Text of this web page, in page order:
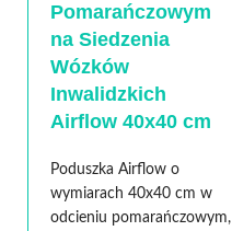
Pomarańczowym
na Siedzenia
Wózków
Inwalidzkich
Airflow 40x40 cm
Poduszka Airflow o
wymiarach 40x40 cm w
odcieniu pomarańczowym,